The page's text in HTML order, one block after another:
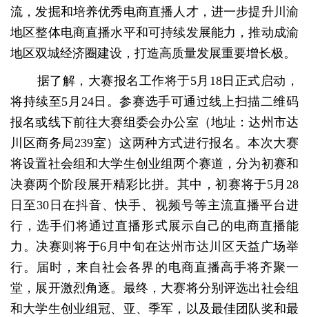
流，发掘和培养优秀电商直播人才，进一步提升川渝
地区整体电商直播水平和可持续发展能力，推动成渝
地区双城经济圈建设，打造高质量发展重要增长极。
据了解，大赛报名工作将于5月18日正式启动，
将持续至5月24日。参赛选手可通过线上扫描二维码
报名或线下前往大赛组委会办公室（地址：达州市达
川区商务局239室）这两种方式进行报名。本次大赛
将设置社会组和大学生创业组两个赛道，分为初赛和
决赛两个阶段展开精彩比拼。其中，初赛将于5月28
日至30日在抖音、快手、视频号等主流直播平台进
行，选手们将通过直播形式展示自己的电商直播能
力。决赛则将于6月中旬在达州市达川区天益广场举
行。届时，来自社会各界的电商直播高手将齐聚一
堂，展开激烈角逐。最终，大赛将分别评选出社会组
和大学生创业组冠、亚、季军，以及最佳团队奖和最